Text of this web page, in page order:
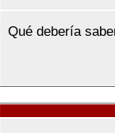
Qué debería